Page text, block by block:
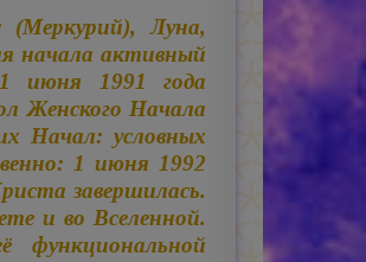
Луна,
начала активный
июня 1991 года
Женского Начала
Начал: условных
1 июня 1992
завершилась.
и во Вселенной.